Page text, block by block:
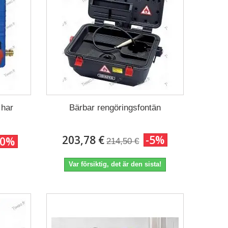
Bärbar rengöringsfontän
203,78 € 214,50 € -5%
Var försiktig, det är den sista!